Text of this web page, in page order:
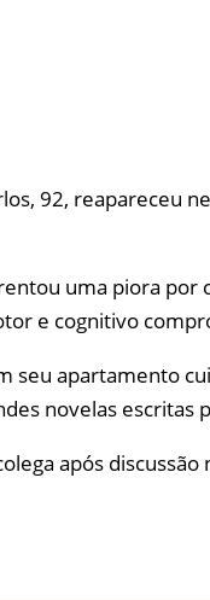
92,
uma piora
e cognitivo
seu apartamento
novelas escritas
após discussão